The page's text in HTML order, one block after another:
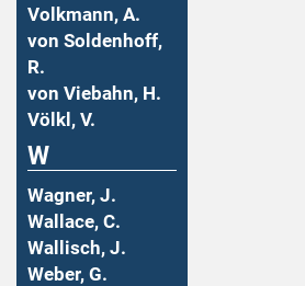
Volkmann, A.
von Soldenhoff,
R.
von Viebahn, H.
Völkl, V.
W
Wagner, J.
Wallace, C.
Wallisch, J.
Weber, G.